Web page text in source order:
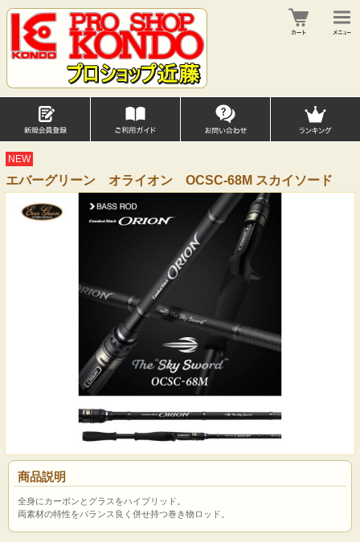
NEW
エバーグリーン オライオン OCSC-68M スカイソード
商品説明
全身にカーボンとグラスをハイブリッド。
両素材の特性をバランス良く併せ持つ巻き物ロッド。